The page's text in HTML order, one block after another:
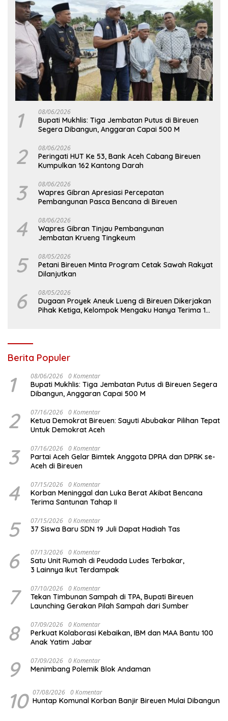
1 08/06/2026
Bupati Mukhlis: Tiga Jembatan Putus di Bireuen
Segera Dibangun, Anggaran Capai 500 M
2 08/06/2026
Peringati HUT Ke 53, Bank Aceh Cabang Bireuen
Kumpulkan 162 Kantong Darah
3 08/06/2026
Wapres Gibran Apresiasi Percepatan
Pembangunan Pasca Bencana di Bireuen
4 08/06/2026
Wapres Gibran Tinjau Pembangunan
Jembatan Krueng Tingkeum
5 08/05/2026
Petani Bireuen Minta Program Cetak Sawah Rakyat
Dilanjutkan
6 08/05/2026
Dugaan Proyek Aneuk Lueng di Bireuen Dikerjakan
Pihak Ketiga, Kelompok Mengaku Hanya Terima 10
Berita Populer
1 08/06/2026 0 Komentar
Bupati Mukhlis: Tiga Jembatan Putus di Bireuen Segera
Dibangun, Anggaran Capai 500 M
2 07/16/2026 0 Komentar
Ketua Demokrat Bireuen: Sayuti Abubakar Pilihan Tepat
Untuk Demokrat Aceh
3 07/16/2026 0 Komentar
Partai Aceh Gelar Bimtek Anggota DPRA dan DPRK se-
Aceh di Bireuen
4 07/15/2026 0 Komentar
Korban Meninggal dan Luka Berat Akibat Bencana
Terima Santunan Tahap II
5 07/15/2026 0 Komentar
37 Siswa Baru SDN 19 Juli Dapat Hadiah Tas
6 07/13/2026 0 Komentar
Satu Unit Rumah di Peudada Ludes Terbakar,
3 Lainnya Ikut Terdampak
7 07/10/2026 0 Komentar
Tekan Timbunan Sampah di TPA, Bupati Bireuen
Launching Gerakan Pilah Sampah dari Sumber
8 07/09/2026 0 Komentar
Perkuat Kolaborasi Kebaikan, IBM dan MAA Bantu 100
Anak Yatim Jabar
9 07/09/2026 0 Komentar
Menimbang Polemik Blok Andaman
10 07/08/2026 0 Komentar
Huntap Komunal Korban Banjir Bireuen Mulai Dibangun